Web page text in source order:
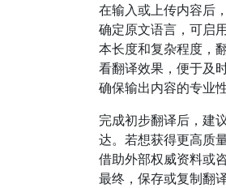
在输入或上传内容后
确定原文语言，可启
本长度和复杂程度，
看翻译效果，便于及
确保输出内容的专业
完成初步翻译后，建
达。若想获得更高质
借助外部权威资料或
最终，保存或复制翻